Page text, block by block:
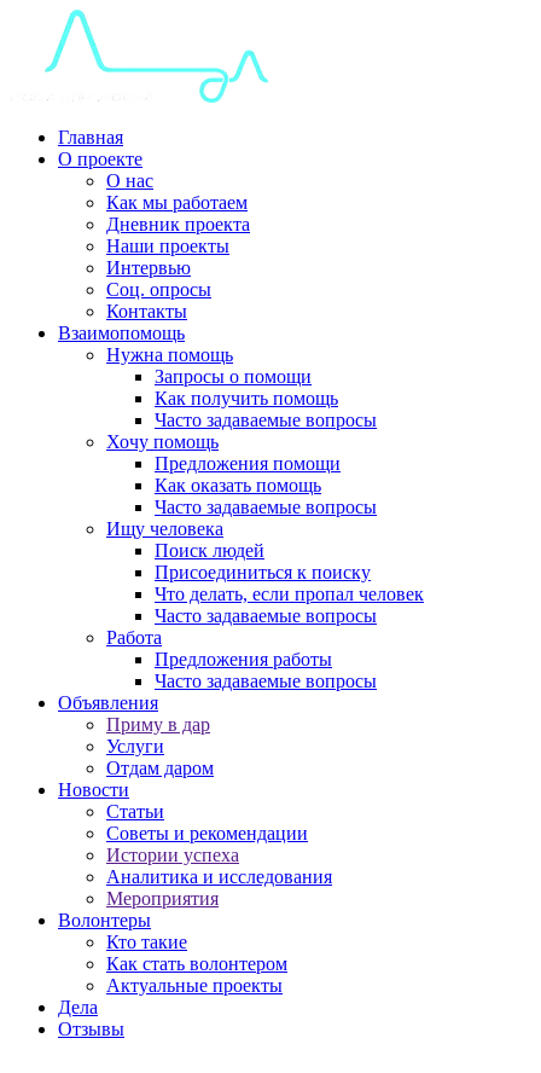
Главная
О проекте
О нас
Как мы работаем
Дневник проекта
Наши проекты
Интервью
Соц. опросы
Контакты
Взаимопомощь
Нужна помощь
Запросы о помощи
Как получить помощь
Часто задаваемые вопросы
Хочу помощь
Предложения помощи
Как оказать помощь
Часто задаваемые вопросы
Ищу человека
Поиск людей
Присоединиться к поиску
Что делать, если пропал человек
Часто задаваемые вопросы
Работа
Предложения работы
Часто задаваемые вопросы
Объявления
Приму в дар
Услуги
Отдам даром
Новости
Статьи
Советы и рекомендации
Истории успеха
Аналитика и исследования
Мероприятия
Волонтеры
Кто такие
Как стать волонтером
Актуальные проекты
Дела
Отзывы